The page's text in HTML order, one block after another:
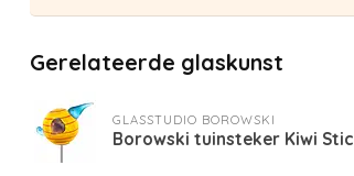
Gerelateerde glaskunst
GLASSTUDIO BOROWSKI
Borowski tuinsteker Kiwi